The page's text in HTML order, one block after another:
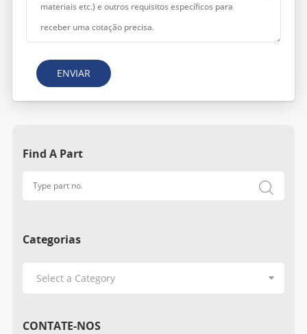
ENVIAR
Find A Part
Categorias
CONTATE-NOS